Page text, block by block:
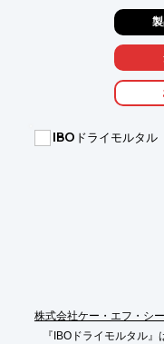
自穿孔ボルトとしては
パターンボルト・フォ
法面補強など、広い用
■スライム排出性能と安
IBOドライモルタル
株式会社ケー・エフ・シー
『IBOドライモルタル